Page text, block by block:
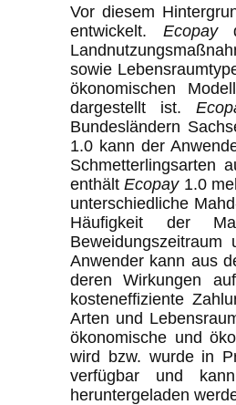
Vor diesem
entwickelt. Ecopay
sowie
ökonomischen
dargestellt ist.
Bundesländern
1.0 kann der
Schmetterlingsarten
enthältEcopay1.0
unterschiedliche
Häufigkeit der
Anwender kann aus
deren Wirkungen
kosteneffiziente
Arten und
ökonomische und
wird bzw. wurde in
verfügbar und
heruntergeladen